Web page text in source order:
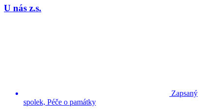
U nás z.s.
Zapsaný
spolek, Péče o památky